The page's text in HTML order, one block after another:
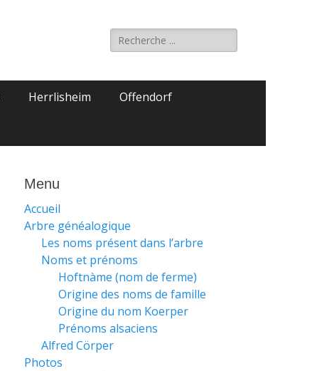
Rechercher :
Herrlisheim Offendorf
Menu
Accueil
Arbre généalogique
Les noms présent dans l’arbre
Noms et prénoms
Hoftnàme (nom de ferme)
Origine des noms de famille
Origine du nom Koerper
Prénoms alsaciens
Alfred Cörper
Photos